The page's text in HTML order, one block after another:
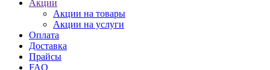
Акции
Акции на товары
Акции на услуги
Оплата
Доставка
Прайсы
FAQ